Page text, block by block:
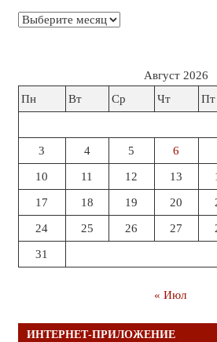
Архивы
Август 2026
Пн
Вт Ср Чт Пт
3 4 5 6
10 11 12 13
17 18 19 20
24 25 26 27
31
« Июл
ИНТЕРНЕТ-ПРИЛОЖЕНИЕ